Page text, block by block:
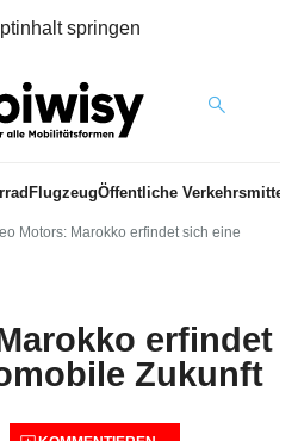
springen
FlugzeugÖffentliche Verkehrsmittel
Motors: Marokko erfindet sich eine
erfindet
Zukunft